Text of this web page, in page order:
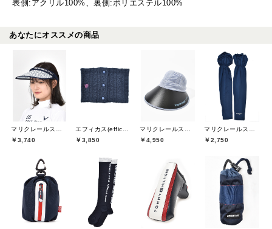
表側:アクリル100%、裏側:ポリエステル100%
あなたにオススメの商品
￥3,740
￥3,850
￥4,950
￥2,750